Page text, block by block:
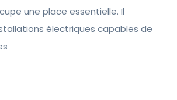
une place essentielle. Il
électriques capables de